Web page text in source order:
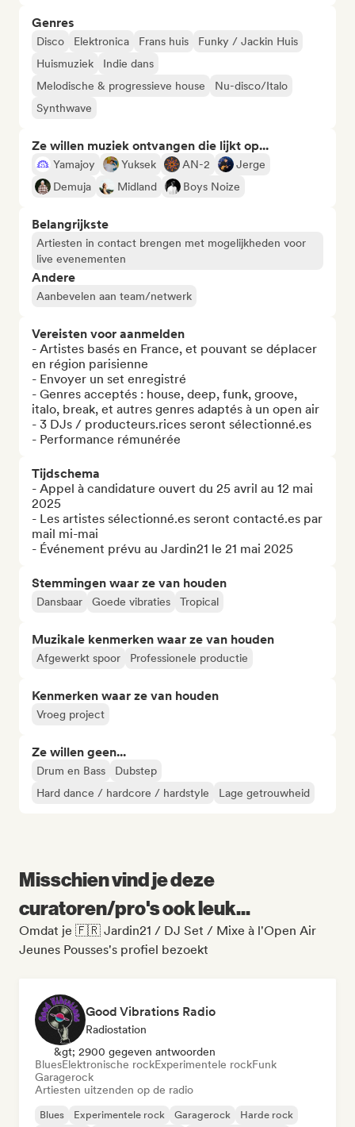
Genres
Disco Elektronica Frans huis
Funky / Jackin Huis
Huismuziek
Indie dans
Melodische & progressieve house
Nu-disco/Italo
Synthwave
Ze willen muziek ontvangen die lijkt op...
Yamajoy Yuksek AN-2
Jerge
Demuja
Midland Boys Noize
Belangrijkste
Artiesten in contact brengen met mogelijkheden voor
live evenementen
Andere
Aanbevelen aan team/netwerk
Vereisten voor aanmelden
- Artistes basés en France, et pouvant se déplacer
en région parisienne
- Envoyer un set enregistré
- Genres acceptés : house, deep, funk, groove,
italo, break, et autres genres adaptés à un open air
- 3 DJs / producteurs.rices seront sélectionné.es
- Performance rémunérée
Tijdschema
- Appel à candidature ouvert du 25 avril au 12 mai
2025
- Les artistes sélectionné.es seront contacté.es par
mail mi-mai
- Événement prévu au Jardin21 le 21 mai 2025
Stemmingen waar ze van houden
Dansbaar Goede vibraties Tropical
Muzikale kenmerken waar ze van houden
Afgewerkt spoor Professionele productie
Kenmerken waar ze van houden
Vroeg project
Ze willen geen...
Drum en Bass
Dubstep
Hard dance / hardcore / hardstyle
Lage getrouwheid
Misschien vind je deze
curatoren/pro's ook leuk...
Omdat je 🇫🇷 Jardin21 / DJ Set / Mixe à l'Open Air
Jeunes Pousses's profiel bezoekt
Good Vibrations Radio
Radiostation
&gt; 2900 gegeven antwoorden
BluesElektronische rockExperimentele rockFunk
Garagerock
Artiesten uitzenden op de radio
Blues Experimentele rock Garagerock Harde rock